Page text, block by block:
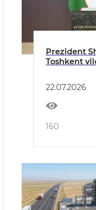
Prezident
Toshkent
avtomobil
tamal toshi
22.07.2026
160